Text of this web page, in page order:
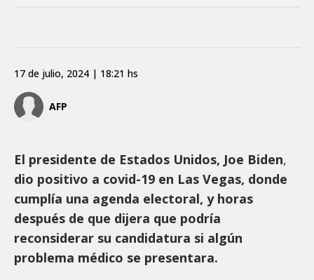
AFP
17 de julio, 2024 | 18:21 hs
El presidente de Estados Unidos, Joe Biden,
dio positivo a covid-19 en Las Vegas, donde
cumplía una agenda electoral, y horas
después de que dijera que podría
reconsiderar su candidatura si algún
problema médico se presentara.